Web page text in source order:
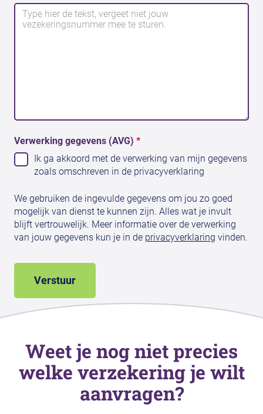
Verwerking gegevens (AVG) *
Ik ga akkoord met de verwerking van mijn gegevens
zoals omschreven in de privacyverklaring
We gebruiken de ingevulde gegevens om jou zo goed
mogelijk van dienst te kunnen zijn. Alles wat je invult
blijft vertrouwelijk. Meer informatie over de verwerking
van jouw gegevens kun je in de privacyverklaring vinden.
Weet je nog niet precies
welke verzekering je wilt
aanvragen?